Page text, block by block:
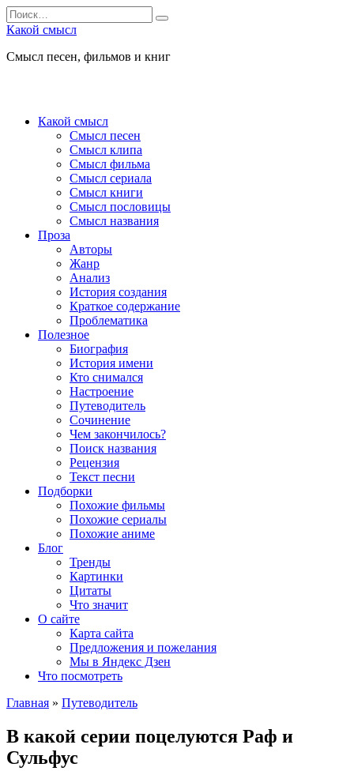
Перейти
к
Search
for:
Какой смысл
Смысл песен, фильмов и книг
Какой смысл
Смысл песен
Смысл клипа
Смысл фильма
Смысл сериала
Смысл книги
Смысл пословицы
Смысл названия
Проза
Авторы
Жанр
Анализ
История создания
Краткое содержание
Проблематика
Полезное
Биография
История имени
Кто снимался
Настроение
Путеводитель
Сочинение
Чем закончилось?
Поиск названия
Рецензия
Текст песни
Подборки
Похожие фильмы
Похожие сериалы
Похожие аниме
Блог
Тренды
Картинки
Цитаты
Что значит
О сайте
Карта сайта
Предложения и пожелания
Мы в Яндекс Дзен
Что посмотреть
Главная » Путеводитель
В какой серии поцелуются Раф и
Сульфус